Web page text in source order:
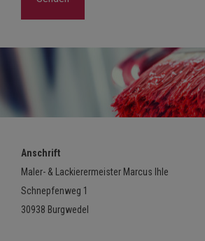
Anschrift
Maler- & Lackierermeister Marcus Ihle
Schnepfenweg 1
30938 Burgwedel